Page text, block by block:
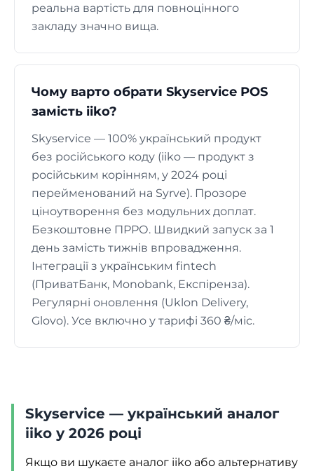
реальна вартість для повноцінного
закладу значно вища.
Чому варто обрати Skyservice POS
замість iiko?
Skyservice — 100% український продукт
без російського коду (iiko — продукт з
російським корінням, у 2024 році
перейменований на Syrve). Прозоре
ціноутворення без модульних доплат.
Безкоштовне ПРРО. Швидкий запуск за 1
день замість тижнів впровадження.
Інтеграції з українським fintech
(ПриватБанк, Monobank, Експіренза).
Регулярні оновлення (Uklon Delivery,
Glovo). Усе включно у тарифі 360 ₴/міс.
Skyservice — український аналог
iiko у 2026 році
Якщо ви шукаєте аналог iiko або альтернативу